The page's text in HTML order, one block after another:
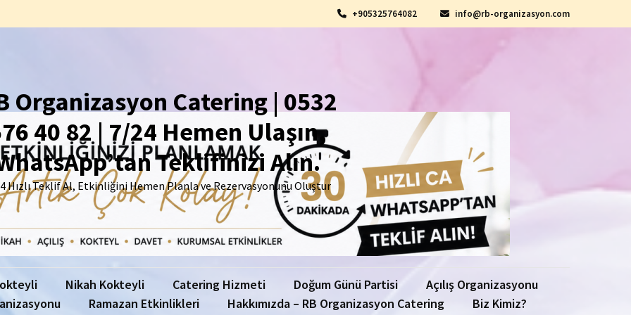
+905325764082 info@rb-organizasyon.com
Organizasyon Catering | 0532
40 82 | 7/24 Hemen Ulaşın,
Teklifinizi Alın.
Hızlı Teklif Al, Etkinliğini Hemen Planla ve Rezervasyonunu Oluştur
Nikah Kokteyli Catering Hizmeti Doğum Günü Partisi
Açılış Organizasyonu
Ramazan Etkinlikleri Hakkımızda – RB Organizasyon Catering
Biz Kimiz?